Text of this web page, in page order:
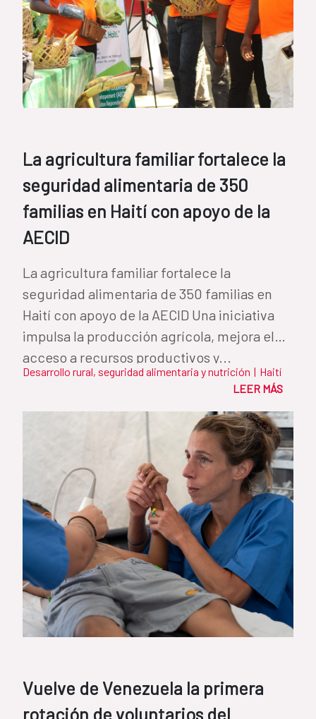
La agricultura familiar fortalece la
seguridad alimentaria de 350
familias en Haití con apoyo de la
AECID
La agricultura familiar fortalece la
seguridad alimentaria de 350 familias en
Haití con apoyo de la AECID Una iniciativa
impulsa la producción agrícola, mejora el
acceso a recursos productivos y...
Desarrollo rural, seguridad alimentaria y nutrición | Haití
LEER MÁS
Vuelve de Venezuela la primera
rotación de voluntarios del